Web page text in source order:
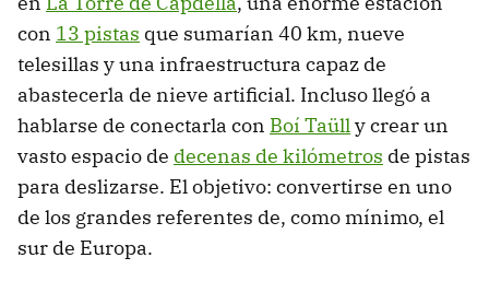
con 13 pistas que sumarían 40 km, nueve
telesillas y una infraestructura capaz de
abastecerla de nieve artificial. Incluso llegó a
hablarse de conectarla con Boí Taülly crear un
vasto espacio de decenas de kilómetros de pistas
para deslizarse. El objetivo: convertirse en uno
de los grandes referentes de, como mínimo, el
sur de Europa.